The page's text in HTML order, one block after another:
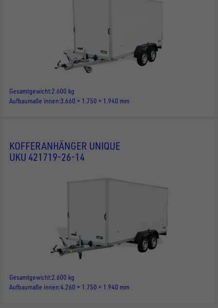
Gesamtgewicht 2.600 kg
Aufbaumaße innen 3.660 × 1.750 × 1.940 mm
KOFFERANHÄNGER UNIQUE
UKU 421719-26-14
Gesamtgewicht 2.600 kg
Aufbaumaße innen 4.260 × 1.750 × 1.940 mm